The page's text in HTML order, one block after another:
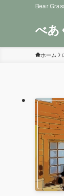
Bear
べあ
ホーム